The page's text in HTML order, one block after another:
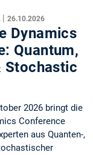
|26.10.2026
Dynamics
Quantum,
Stochastic
2026 bringt die
Conference
aus Quanten-,